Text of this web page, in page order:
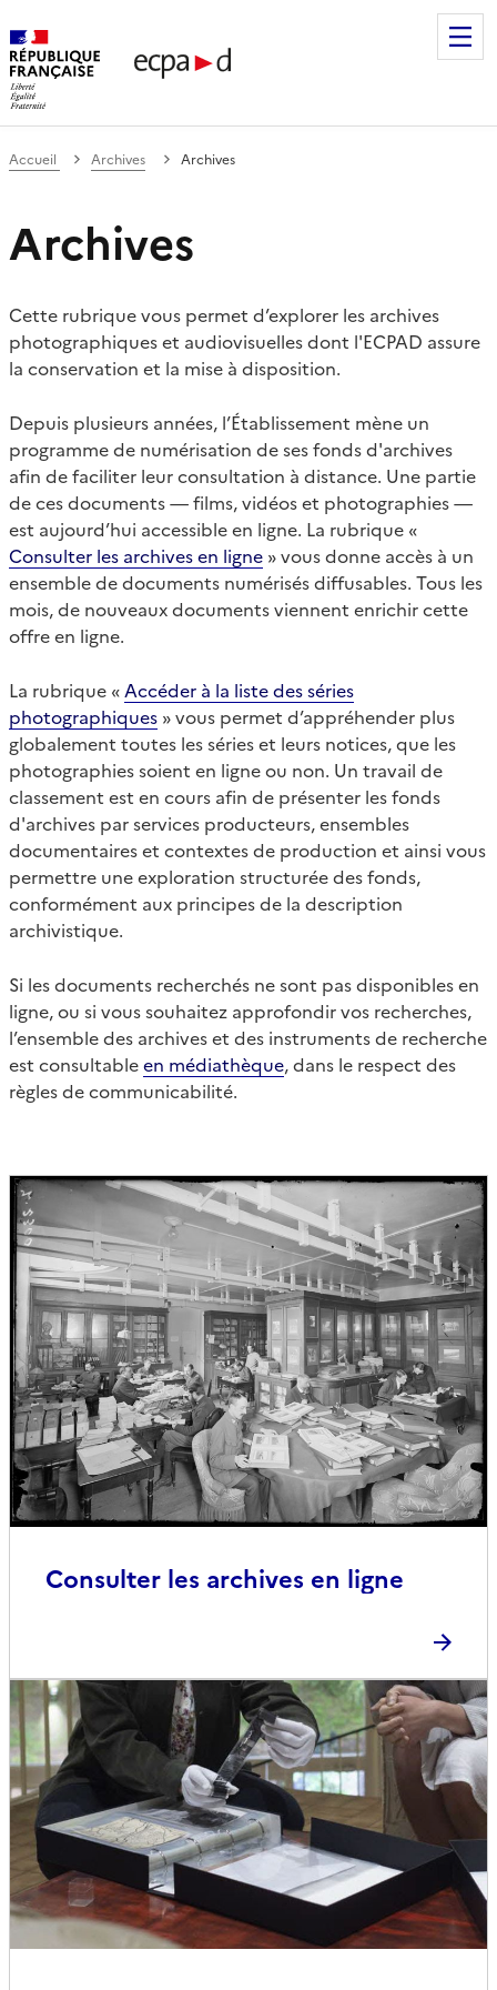
de communication et de production
Accueil Archives Archives
Archives
Cette rubrique vous permet d’explorer les archives
photographiques et audiovisuelles dont l'ECPAD assure
la conservation et la mise à disposition.
Depuis plusieurs années, l’Établissement mène un
programme de numérisation de ses fonds d'archives
afin de faciliter leur consultation à distance. Une partie
de ces documents — films, vidéos et photographies —
est aujourd’hui accessible en ligne. La rubrique «
Consulter les archives en ligne » vous donne accès à un
ensemble de documents numérisés diffusables. Tous les
mois, de nouveaux documents viennent enrichir cette
offre en ligne.
La rubrique « Accéder à la liste des séries
photographiques » vous permet d’appréhender plus
globalement toutes les séries et leurs notices, que les
photographies soient en ligne ou non. Un travail de
classement est en cours afin de présenter les fonds
d'archives par services producteurs, ensembles
documentaires et contextes de production et ainsi vous
permettre une exploration structurée des fonds,
conformément aux principes de la description
archivistique.
Si les documents recherchés ne sont pas disponibles en
ligne, ou si vous souhaitez approfondir vos recherches,
l’ensemble des archives et des instruments de recherche
est consultableen médiathèque, dans le respect des
règles de communicabilité.
Consulter les archives en ligne